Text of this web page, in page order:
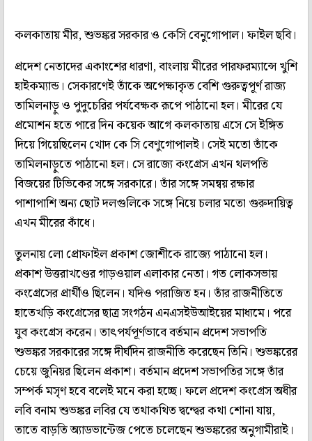
কলকাতায় মীর, শুভঙ্কর সরকার ও কেসি বেনুগোপাল। ফাইল ছবি।
প্রদেশ নেতাদের একাংশের ধারণা, বাংলায় মীরের পারফরম্যান্সে খুশি
হাইকম্যান্ড। সেকারণেই তাঁকে অপেক্ষাকৃত বেশি গুরুত্বপূর্ণ রাজ্য
তামিলনাড়ু ও পুদুচেরির পর্যবেক্ষক রূপে পাঠানো হল। মীরের যে
প্রমোশন হতে পারে দিন কয়েক আগে কলকাতায় এসে সে ইঙ্গিত
দিয়ে গিয়েছিলেন খোদ কে সি বেণুগোপালই। সেই মতো তাঁকে
তামিলনাড়ুতে পাঠানো হল। সে রাজ্যে কংগ্রেস এখন থলপতি
বিজয়ের টিভিকের সঙ্গে সরকারে। তাঁর সঙ্গে সমন্বয় রক্ষার
পাশাপাশি অন্য ছোট দলগুলিকে সঙ্গে নিয়ে চলার মতো গুরুদায়িত্ব
এখন মীরের কাঁধে।
তুলনায় লো প্রোফাইল প্রকাশ জোশীকে রাজ্যে পাঠানো হল।
প্রকাশ উত্তরাখণ্ডের গাড়ওয়াল এলাকার নেতা। গত লোকসভায়
কংগ্রেসের প্রার্থীও ছিলেন। যদিও পরাজিত হন। তাঁর রাজনীতিতে
হাতেখড়ি কংগ্রেসের ছাত্র সংগঠন এনএসইউআইয়ের মাধ্যমে। পরে
যুব কংগ্রেস করেন। তাৎপর্যপূর্ণভাবে বর্তমান প্রদেশ সভাপতি
শুভঙ্কর সরকারের সঙ্গে দীর্ঘদিন রাজনীতি করেছেন তিনি। শুভঙ্করের
চেয়ে জুনিয়র ছিলেন প্রকাশ। বর্তমান প্রদেশ সভাপতির সঙ্গে তাঁর
সম্পর্ক মসৃণ হবে বলেই মনে করা হচ্ছে। ফলে প্রদেশ কংগ্রেস অধীর
লবি বনাম শুভঙ্কর লবির যে তথাকথিত দ্বন্দ্বের কথা শোনা যায়,
তাতে বাড়তি অ্যাডভান্টেজ পেতে চলেছেন শুভঙ্করের অনুগামীরাই।